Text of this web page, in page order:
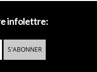
infolettre:
S'ABONNER